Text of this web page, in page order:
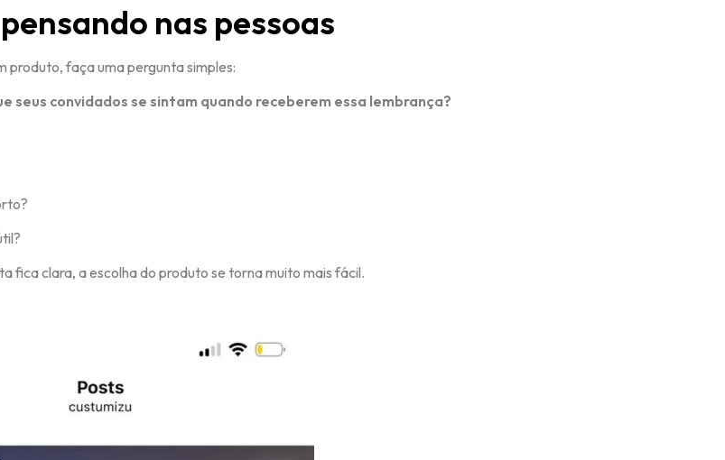
nas pessoas
produto, faça uma pergunta simples:
seus convidados se sintam quando receberem essa lembrança?
fica clara, a escolha do produto se torna muito mais fácil.